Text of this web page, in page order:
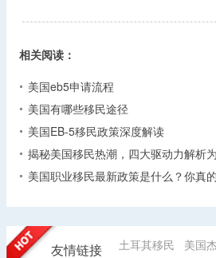
相关阅读：
美国eb5申请流程
美国有哪些移民途径
美国EB-5移民政策深度解读
揭秘美国移民热潮，四大驱动力解析
美国职业移民最新政策是什么？你真
友情链接 土耳其移民 美国